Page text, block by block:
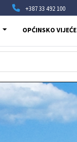
+387 33 492 100
OPĆINSKO VIJEĆE